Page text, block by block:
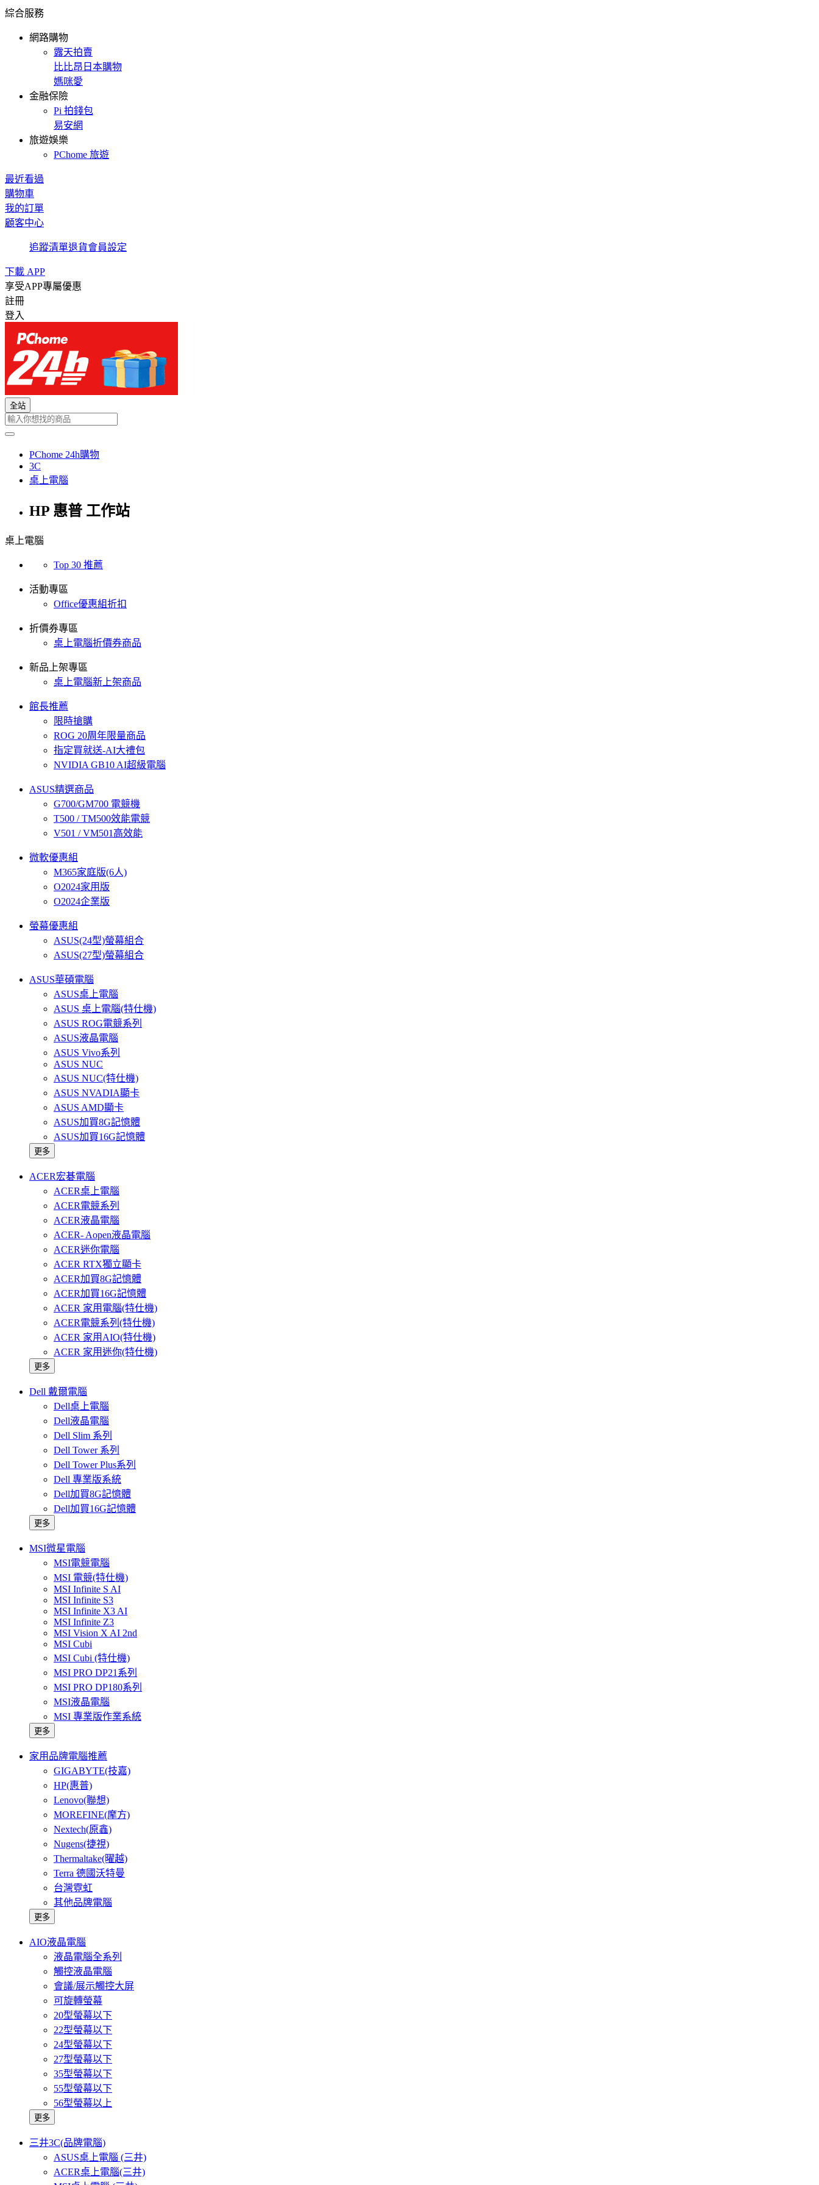
綜合服務
網路購物
露天拍賣
比比昂日本購物
媽咪愛
金融保險
Pi 拍錢包
易安網
旅遊娛樂
PChome 旅遊
最近看過
購物車
我的訂單
顧客中心
追蹤清單退貨會員設定
下載 APP
享受APP專屬優惠
註冊
登入
全站
PChome 24h購物
3C
桌上電腦
HP 惠普 工作站
桌上電腦
Top 30 推薦
活動專區
Office優惠組折扣
折價券專區
桌上電腦折價券商品
新品上架專區
桌上電腦新上架商品
館長推薦
限時搶購
ROG 20周年限量商品
指定買就送-AI大禮包
NVIDIA GB10 AI超級電腦
ASUS精選商品
G700/GM700 電競機
T500 / TM500效能電競
V501 / VM501高效能
微軟優惠組
M365家庭版(6人)
O2024家用版
O2024企業版
螢幕優惠組
ASUS(24型)螢幕組合
ASUS(27型)螢幕組合
ASUS華碩電腦
ASUS桌上電腦
ASUS 桌上電腦(特仕機)
ASUS ROG電競系列
ASUS液晶電腦
ASUS Vivo系列
ASUS NUC
ASUS NUC(特仕機)
ASUS NVADIA顯卡
ASUS AMD顯卡
ASUS加買8G記憶體
ASUS加買16G記憶體
更多
ACER宏碁電腦
ACER桌上電腦
ACER電競系列
ACER液晶電腦
ACER- Aopen液晶電腦
ACER迷你電腦
ACER RTX獨立顯卡
ACER加買8G記憶體
ACER加買16G記憶體
ACER 家用電腦(特仕機)
ACER電競系列(特仕機)
ACER 家用AIO(特仕機)
ACER 家用迷你(特仕機)
更多
Dell 戴爾電腦
Dell桌上電腦
Dell液晶電腦
Dell Slim 系列
Dell Tower 系列
Dell Tower Plus系列
Dell 專業版系統
Dell加買8G記憶體
Dell加買16G記憶體
更多
MSI微星電腦
MSI電競電腦
MSI 電競(特仕機)
MSI Infinite S AI
MSI Infinite S3
MSI Infinite X3 AI
MSI Infinite Z3
MSI Vision X AI 2nd
MSI Cubi
MSI Cubi (特仕機)
MSI PRO DP21系列
MSI PRO DP180系列
MSI液晶電腦
MSI 專業版作業系統
更多
家用品牌電腦推薦
GIGABYTE(技嘉)
HP(惠普)
Lenovo(聯想)
MOREFINE(摩方)
Nextech(原鑫)
Nugens(捷視)
Thermaltake(曜越)
Terra 德國沃特曼
台灣霓虹
其他品牌電腦
更多
AIO液晶電腦
液晶電腦全系列
觸控液晶電腦
會議/展示觸控大屏
可旋轉螢幕
20型螢幕以下
22型螢幕以下
24型螢幕以下
27型螢幕以下
35型螢幕以下
55型螢幕以下
56型螢幕以上
更多
三井3C(品牌電腦)
ASUS桌上電腦 (三井)
ACER桌上電腦(三井)